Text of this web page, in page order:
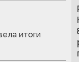
итоги